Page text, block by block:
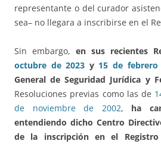
representante o del curador
sea– no llegara a inscribirse en el
Sin embargo, en sus recientes
octubre de 2023 y 15 de febrero
General de Seguridad Jurídica y
Resoluciones previas como las de
de noviembre de 2002, ha
entendiendo dicho Centro
de la inscripción en el